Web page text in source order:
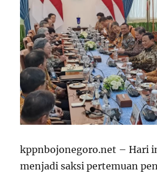
kppnbojonegoro.net – Hari
menjadi saksi pertemuan